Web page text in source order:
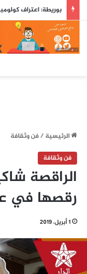
الرئيسية/فن وثقافة
فن وثقافة
الراقصة
رقصها في
1 أبريل، 2019